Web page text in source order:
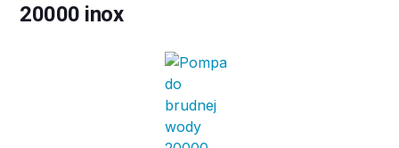
20000 inox